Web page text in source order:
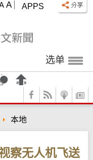
APPS
A
选单
本地
察无人机飞送